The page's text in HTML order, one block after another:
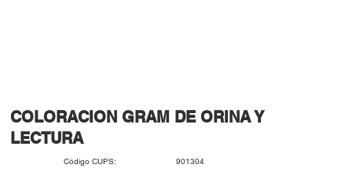
COLORACION GRAM DE ORINA Y
LECTURA
Código CUPS: 901304